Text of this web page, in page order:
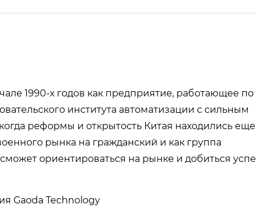
1990-х годов как предприятие, работающее по
института автоматизации с сильным
реформы и открытость Китая находились
рынка на гражданский и как группа
ориентироваться на рынке и добиться
Gaoda Technology